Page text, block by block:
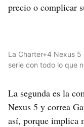
precio o complicar
La Charter+4 Nexus
serie con todo lo que
La segunda es la
Nexus 5 y correa
así, porque implica